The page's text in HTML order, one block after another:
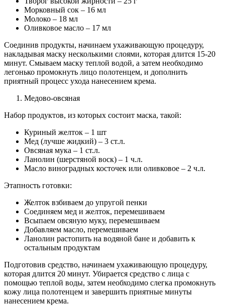
Морковный сок – 16 мл
Молоко – 18 мл
Оливковое масло – 17 мл
Соединив продукты, начинаем ухаживающую процедуру,
накладывая маску несколькими слоями, которая длится 15-20
минут. Смываем маску теплой водой, а затем необходимо
легонько промокнуть лицо полотенцем, и дополнить
приятный процесс ухода нанесением крема.
Медово-овсяная
Набор продуктов, из которых состоит маска, такой:
Куриный желток – 1 шт
Мед (лучше жидкий) – 3 ст.л.
Овсяная мука – 1 ст.л.
Ланолин (шерстяной воск) – 1 ч.л.
Масло виноградных косточек или оливковое – 2 ч.л.
Этапность готовки:
Желток взбиваем до упругой пенки
Соединяем мед и желток, перемешиваем
Всыпаем овсяную муку, перемешиваем
Добавляем масло, перемешиваем
Ланолин растопить на водяной бане и добавить к
остальным продуктам
Подготовив средство, начинаем ухаживающую процедуру,
которая длится 20 минут. Убирается средство с лица с
помощью теплой воды, затем необходимо слегка промокнуть
кожу лица полотенцем и завершить приятные минуты
нанесением крема.